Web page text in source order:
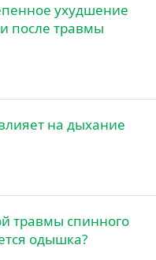
ухудшение
после травмы
на дыхание
травмы спинного
одышка?